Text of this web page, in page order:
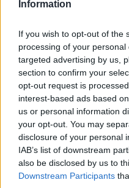
Information
If you wish to opt-out of the
processing of your
targeted advertising by us,
section to confirm your
opt-out request is
interest-based ads based
us or personal information
your opt-out. You may
disclosure of your personal
IAB’s list of downstream
also be disclosed by us to
Downstream Participants
Αξιολογήσεις
Δεν υπάρχει καμία αξιολόγηση
Δώστε πρώτος μία
Genesis”
Η ηλ. διεύθυνση σας δεν
σημειώνονται με *
Η ΒΑΘΜΟΛΟΓΊΑ ΣΑΣ
Όνομα*